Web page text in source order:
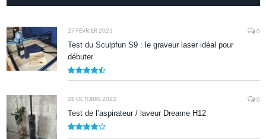
27 FÉVRIER 2023 0
Test du Sculpfun S9 : le graveur laser idéal pour
débuter
28 OCTOBRE 2022 0
Test de l’aspirateur / laveur Dreame H12